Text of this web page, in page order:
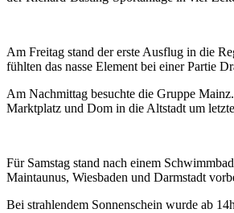
Am Freitag stand der erste Ausflug in die
fühlten das nasse Element bei einer Partie
Am Nachmittag besuchte die Gruppe
Marktplatz und Dom in die Altstadt um
Für Samstag stand nach einem
Maintaunus, Wiesbaden und Darmstadt
Bei strahlendem Sonnenschein wurde ab